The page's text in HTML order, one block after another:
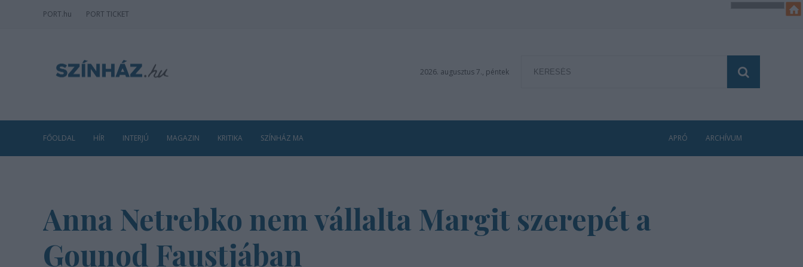
PORT.hu PORT TICKET
2026. augusztus 7., péntek
FŐOLDAL HÍR INTERJÚ MAGAZIN KRITIKA SZÍNHÁZ MA APRÓ ARCHÍVUM
Anna Netrebko nem vállalta Margit szerepét a
Gounod Faustjában